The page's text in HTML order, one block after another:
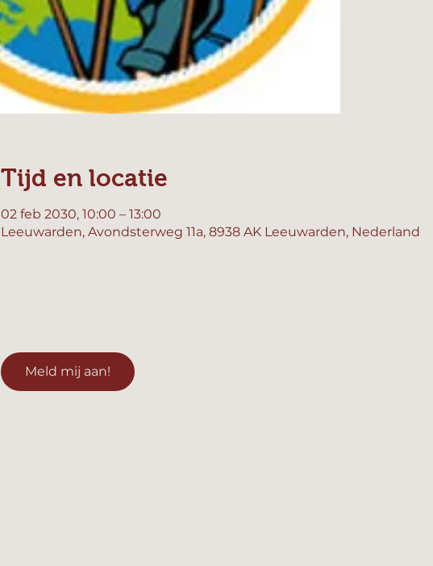
Tijd en locatie
02 feb 2030, 10:00 – 13:00
Leeuwarden, Avondsterweg 11a, 8938 AK Leeuwarden, Nederland
Meld mij aan!